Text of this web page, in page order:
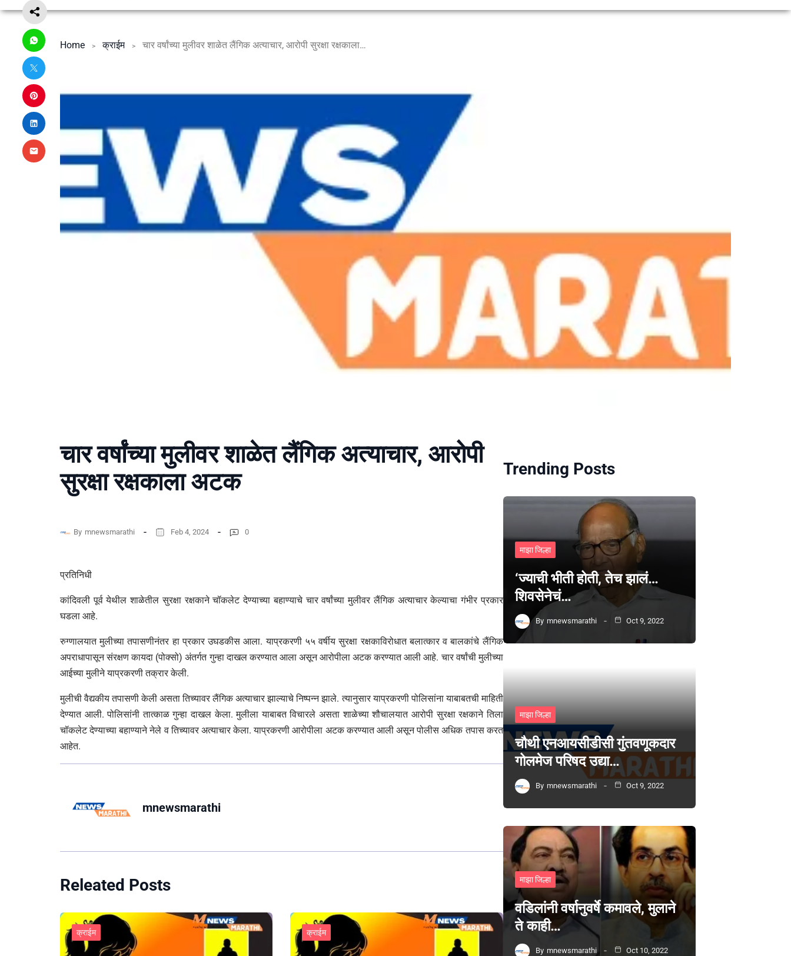
Home क्राईम चार वर्षांच्या मुलीवर शाळेत लैंगिक अत्याचार, आरोपी सुरक्षा रक्षकाला अटक
चार वर्षांच्या मुलीवर शाळेत लैंगिक अत्याचार, आरोपी
सुरक्षा रक्षकाला अटक
By mnewsmarathi Feb 4, 2024 0
प्रतिनिधी
कांदिवली पूर्व येथील शाळेतील सुरक्षा रक्षकाने चॉकलेट देण्याच्या बहाण्याचे चार वर्षांच्या मुलीवर लैंगिक अत्याचार केल्याचा गंभीर प्रकार
घडला आहे.
रुग्णालयात मुलीच्या तपासणीनंतर हा प्रकार उघडकीस आला. याप्रकरणी ५५ वर्षीय सुरक्षा रक्षकाविरोधात बलात्कार व बालकांचे लैंगिक
अपराधापासून संरक्षण कायदा (पोक्सो) अंतर्गत गुन्हा दाखल करण्यात आला असून आरोपीला अटक करण्यात आली आहे. चार वर्षांची मुलीच्या
आईच्या मुलीने याप्रकरणी तक्रार केली.
मुलीची वैद्यकीय तपासणी केली असता तिच्यावर लैंगिक अत्याचार झाल्याचे निष्पन्न झाले. त्यानुसार याप्रकरणी पोलिसांना याबाबतची माहिती
देण्यात आली. पोलिसांनी तात्काळ गुन्हा दाखल केला. मुलीला याबाबत विचारले असता शाळेच्या शौचालयात आरोपी सुरक्षा रक्षकाने तिला
चॉकलेट देण्याच्या बहाण्याने नेले व तिच्यावर अत्याचार केला. याप्रकरणी आरोपीला अटक करण्यात आली असून पोलीस अधिक तपास करत
आहेत.
mnewsmarathi
Releated Posts
क्राईम क्राईम
Trending Posts
माझा जिल्हा
‘ज्याची भीती होती, तेच झालं…
शिवसेनेचं…
By mnewsmarathi Oct 9, 2022
माझा जिल्हा
चौथी एनआयसीडीसी गुंतवणूकदार
गोलमेज परिषद उद्या…
By mnewsmarathi Oct 9, 2022
माझा जिल्हा
वडिलांनी वर्षानुवर्षे कमावले, मुलाने
ते काही…
By mnewsmarathi Oct 10, 2022